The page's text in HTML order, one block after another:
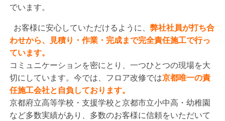
でいます。
お客様に安心していただけるように、 弊社社員が打ち合
わせから、見積り・作業・完成まで完全責任施工で行っ
ています。
コミュニケーションを密にとり、一つひとつの現場を大
切にしています。今では、フロア改修では京都唯一の責
任施工会社と自負しております。
京都府立高等学校・支援学校と京都市立小中高・幼稚園
など多数実績があり、多数のお客様に信頼をいただいて